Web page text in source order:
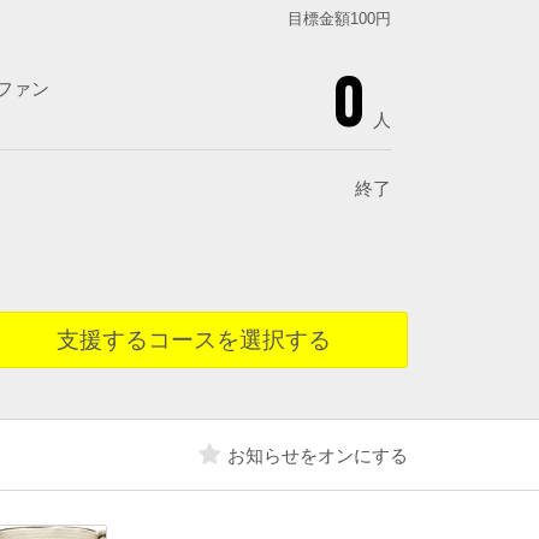
目標金額100円
ァン 0 人
終了
支援するコースを選択する
お知らせをオンにする